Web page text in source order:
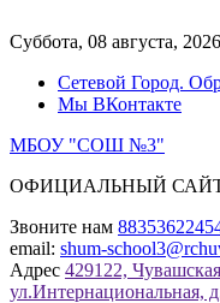
к
Суббота, 08 августа, 2026
Сетевой Город.
Мы ВКонтакте
МБОУ "СОШ №3"
ОФИЦИАЛЬНЫЙ
Звоните нам
email: shum-
Адрес 429122,
ул.Интернациональная,